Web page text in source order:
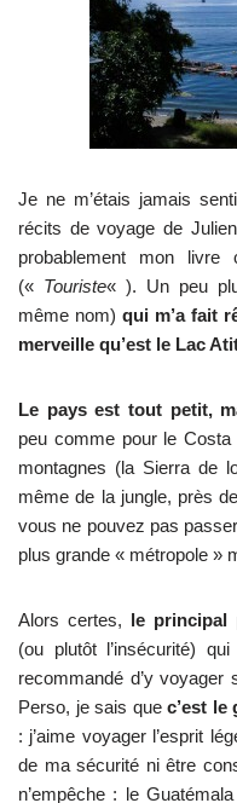
Je ne m’étais jamais
récits de voyage de
probablement mon
(« Touriste« ). Un peu
même nom) qui m’a fait
merveille qu’est le Lac
Le pays est tout petit,
peu comme pour le
montagnes (la Sierra de
même de la jungle, près
vous ne pouvez pas
plus grande « métropole »
Alors certes, le principal
(ou plutôt l’insécurité)
recommandé d’y
Perso, je sais que c’est
: j’aime voyager l’esprit
de ma sécurité ni être
n’empêche : le